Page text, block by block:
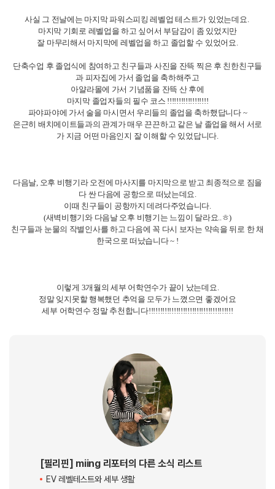
단축수업 후 졸업식에 참여하고 친구들과 사진을 잔뜩 찍은 후 친한친구들
과 피자집에 가서 졸업을 축하해주고
은근히 배치메이트들과의 관계가 매우 끈끈하고
가 지금 어떤 마음인지 잘 이해할 수 있었답니다.